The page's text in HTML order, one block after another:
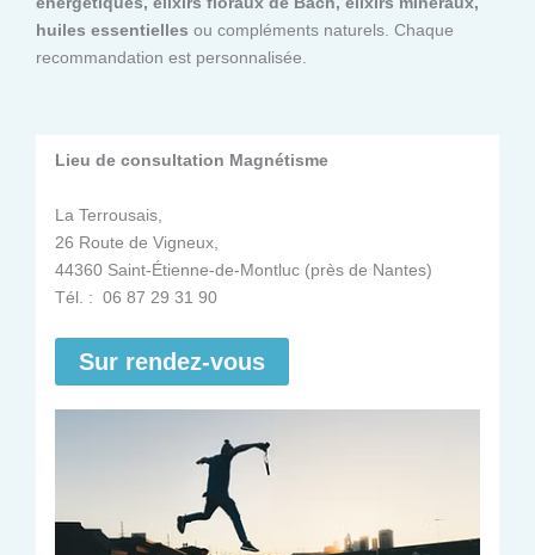
huiles essentielles ou compléments naturels. Chaque
recommandation est personnalisée.
Lieu de consultation Magnétisme
La Terrousais,
26 Route de Vigneux,
44360 Saint-Étienne-de-Montluc (près de Nantes)
Tél. : 06 87 29 31 90
Sur rendez-vous